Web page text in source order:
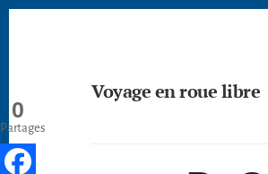
principale
Voyage en roue libre
0
Partages